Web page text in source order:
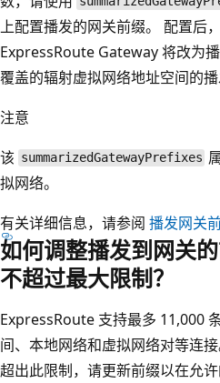
上配置播发的网关前缀。 配置后
ExpressRoute Gateway 将改为
覆盖的辐射虚拟网络地址空间的播
注意
该 summarizedGatewayPrefixes
拟网络。
有关详细信息，请参阅 播发网关
如何调整播发到网关
不超过最大限制？
ExpressRoute 支持最多 11,000
间、本地网络和虚拟网络对等连
超出此限制，请更新前缀以在允许